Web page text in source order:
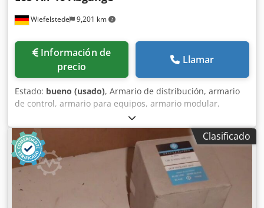
Wiefelstede 9,201 km
Información de
precio
Llamar
Estado: bueno (usado), Armario de distribución, armario
de control, armario para equipos, armario modular,
armario para servidores, armario eléctrico. -Fabricante:
Ecoair, armario de control con panel de pruebas sobre una
base móvil. -Tipo: 10 salidas -Potencia de conmutación:
Salida 1-5 máx. 11 kVA / Salida 6-10 máx. 7 kVA -
Equipamiento: ver fotos -Dimensiones: 2075/1000/Alto
2150 mm -Peso: 373 kg Codszrufvepfx Ad Sorf
Clasificado